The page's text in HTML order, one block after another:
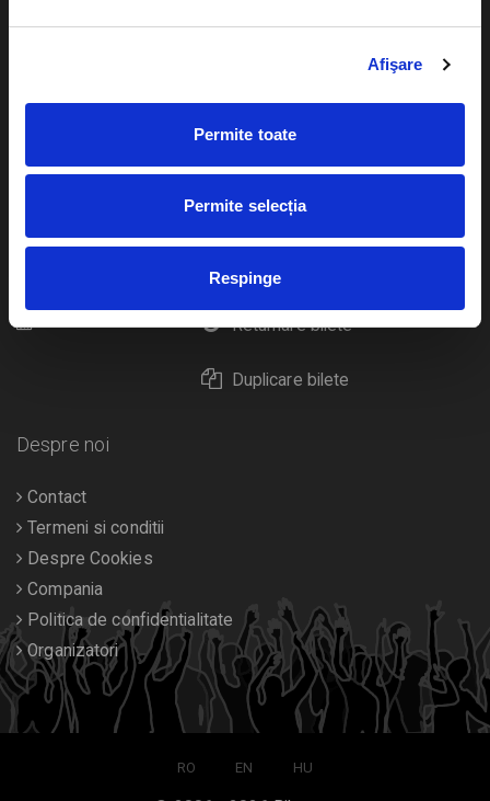
Afişare
Permite toate
Permite selecția
Respinge
Cum comand bilete?
eBilet printat acasa
Livrare prin curier
Returnare bilete
Duplicare bilete
Cultura
Calendar
Despre noi
Contact
Termeni si conditii
Despre Cookies
Compania
Politica de confidentialitate
Organizatori
RO EN HU